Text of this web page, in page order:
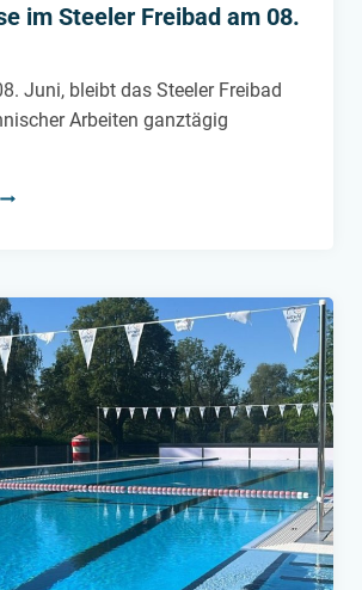
im Steeler Freibad am 08.
Juni, bleibt das Steeler Freibad
Arbeiten ganztägig
KURZE